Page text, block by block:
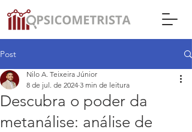
Post
Descubra o poder da
metanálise: análise de
Nilo A. Teixeira Júnior
8 de jul. de 2024 3 min de leitura